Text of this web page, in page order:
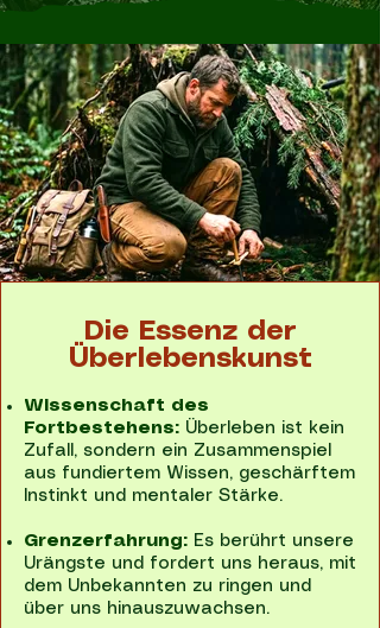
Die Essenz der
Überlebenskunst
Wissenschaft des
Fortbestehens: Überleben ist kein
Zufall, sondern ein Zusammenspiel
aus fundiertem Wissen, geschärftem
Instinkt und mentaler Stärke.
Grenzerfahrung: Es berührt unsere
Urängste und fordert uns heraus, mit
dem Unbekannten zu ringen und
über uns hinauszuwachsen.